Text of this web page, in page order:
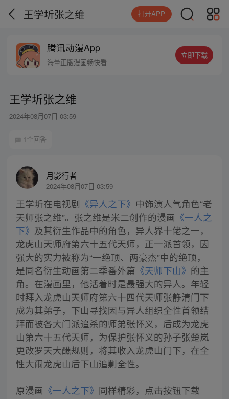
王学圻张之维 打开APP
腾讯动漫App
海量正版漫画畅快看
立即下载
王学圻张之维
2024年08月07日 03:59
1个回答
月影行者
2024年08月07日 03:59
王学圻在电视剧 《异人之下》 中饰演人气角色“老
天师张之维”。张之维是米二创作的漫画 《一人之
下》 及其衍生作品中的角色，异人界十佬之一，
龙虎山天师府第六十五代天师，正一派首领，因
强大的实力被称为“一绝顶、两豪杰”中的绝顶，
是同名衍生动画第二季番外篇 《天师下山》 的主
角。在漫画里，他活着时是最强大的异人。年轻
时拜入龙虎山天师府第六十四代天师张静清门下
成为其弟子，下山寻找因与异人组织全性首领结
拜而被各大门派追杀的师弟张怀义，后成为龙虎
山第六十五代天师，为保护张怀义的孙子张楚岚
更改罗天大醮规则，将其收入龙虎山门下，在全
性大闹龙虎山后下山追剿全性。
原漫画 《一人之下》 同样精彩，点击按钮下载